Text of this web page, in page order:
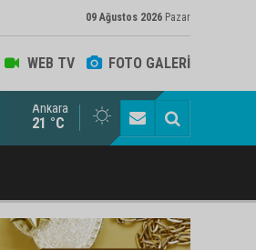
09 Ağustos 2026 Pazar
WEB TV FOTO GALERİ
Yiğit Ahizer'e ziyaretçi akını
Ankara
21 °C